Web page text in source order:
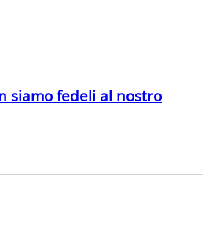
siamo fedeli al nostro